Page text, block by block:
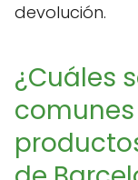
devolución.
¿Cuáles